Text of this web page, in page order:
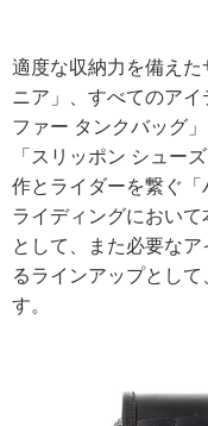
適度な収納力を備え
ニア」、すべてのア
ファー タンクバッグ
「スリッポン シュー
作とライダーを繋ぐ「
ライディングにおい
として、また必要な
るラインアップとし
す。